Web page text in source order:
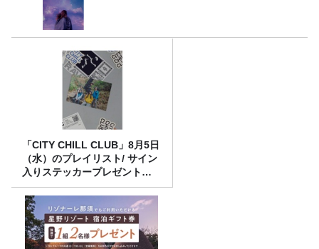
「CITY CHILL CLUB」8月5日
（水）のプレイリスト/ サイン
入りステッカープレゼント有
り